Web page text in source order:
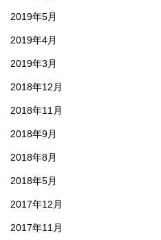
2019年5月
2019年4月
2019年3月
2018年12月
2018年11月
2018年9月
2018年8月
2018年5月
2017年12月
2017年11月